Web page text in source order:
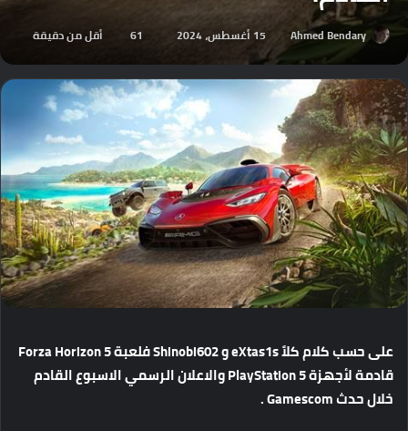
Ahmed Bendary 15 أغسطس، 2024 61 أقل من دقيقة
علىحسبكلامكلاً و فلعبة
قادمةلأجهزة والاعلانالرسميالاسبوعالقادم
خلالحدث